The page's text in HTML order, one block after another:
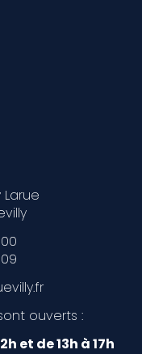
ouverts :
et de 13h à 17h